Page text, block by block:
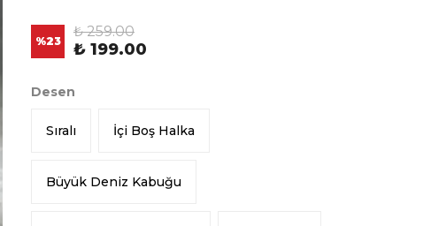
%23
₺ 259.00
₺ 199.00
Desen
Sıralı İçi Boş Halka
Büyük Deniz Kabuğu